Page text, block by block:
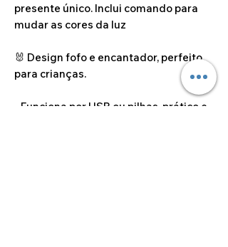
presente único. Inclui comando para
mudar as cores da luz
🐰 Design fofo e encantador, perfeito
para crianças.
- Funciona por USB ou pilhas, prático e